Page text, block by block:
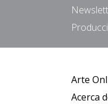
Arte
Acerca